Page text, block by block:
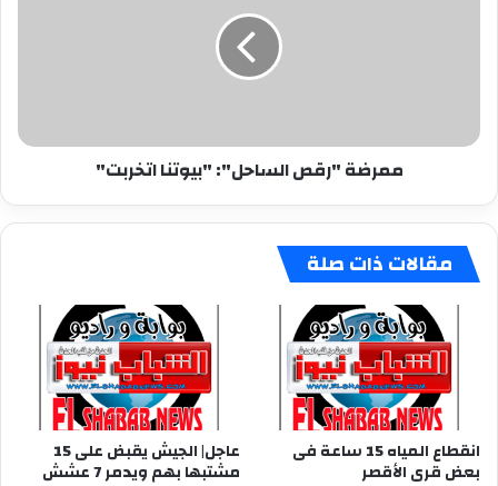
ممرضة "رقص الساحل": "بيوتنا اتخربت"
مقالات ذات صلة
انقطاع المياه 15 ساعة فى
بعض قرى الأقصر
عاجل| الجيش يقبض على 15
مشتبها بهم ويدمر 7 عشش